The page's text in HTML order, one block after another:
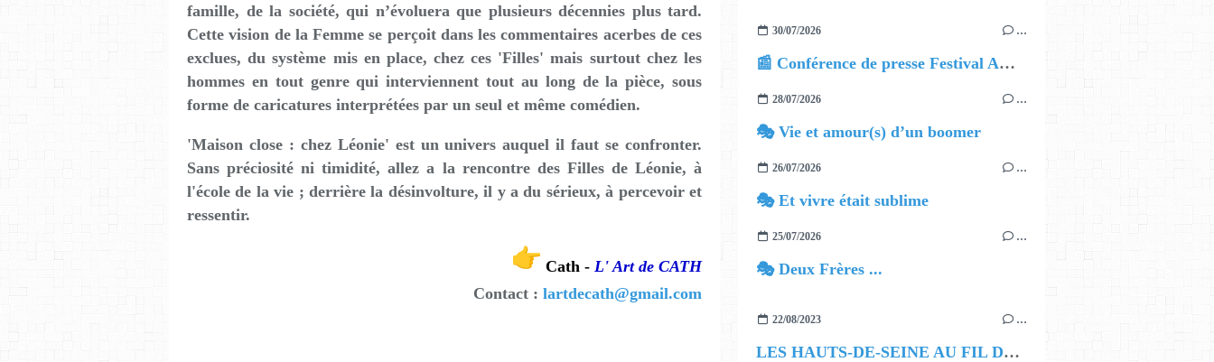
famille, de la société, qui n’évoluera que plusieurs décennies plus tard.
Cette vision de la Femme se perçoit dans les commentaires acerbes de ces
exclues, du système mis en place, chez ces 'Filles' mais surtout chez les
hommes en tout genre qui interviennent tout au long de la pièce, sous
forme de caricatures interprétées par un seul et même comédien.
'Maison close : chez Léonie' est un univers auquel il faut se confronter.
Sans préciosité ni timidité, allez a la rencontre des Filles de Léonie, à
l'école de la vie ; derrière la désinvolture, il y a du sérieux, à percevoir et
ressentir.
Cath - L' Art de CATH
Contact : lartdecath@gmail.com
30/07/2026 …
📰 Conférence de presse Festival AOUT
28/07/2026 …
🎭 Vie et amour(s) d’un boomer
26/07/2026 …
🎭 Et vivre était sublime
25/07/2026 …
🎭 Deux Frères ...
22/08/2023 …
LES HAUTS-DE-SEINE AU FIL DE L’EAU